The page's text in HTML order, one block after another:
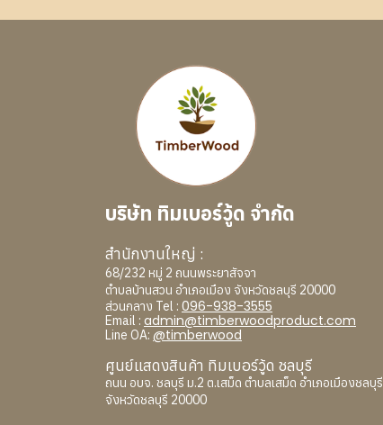
บริษัท ทิมเบอร์วู้ด จำกัด
สำนักงานใหญ่ :
68/232 หมู่ 2 ถนนพระยาสัจจา
ตำบลบ้านสวน อำเภอเมือง จังหวัดชลบุรี 20000
ส่วนกลาง Tel : 096-938-3555
Email : admin@timberwoodproduct.com
Line OA: @timberwood
ศูนย์แสดงสินค้า ทิมเบอร์วู้ด ชลบุรี
ถนน อบจ. ชลบุรี ม.2 ต.เสม็ด ตำบลเสม็ด อำเภอเมืองชลบุรี
จังหวัดชลบุรี 20000